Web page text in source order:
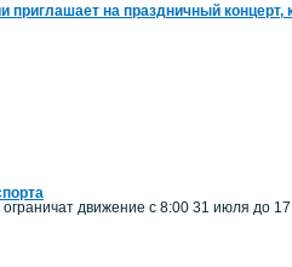
на праздничный
движение с 8:00 31 июля до